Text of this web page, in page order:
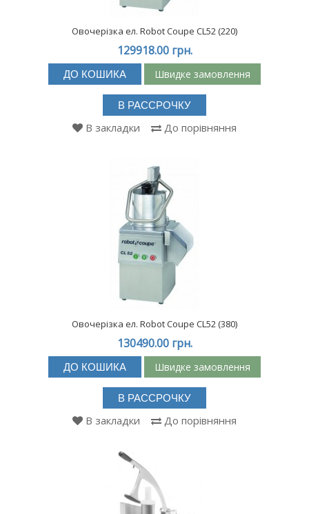
Овочерізка ел. Robot Coupe CL52 (220)
129918.00 грн.
ДО КОШИКА Швидке замовлення
В РАССРОЧКУ
В закладки До порівняння
Овочерізка ел. Robot Coupe CL52 (380)
130490.00 грн.
ДО КОШИКА Швидке замовлення
В РАССРОЧКУ
В закладки До порівняння